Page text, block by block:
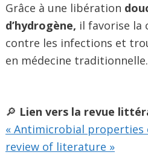
Grâce à une libération
d’hydrogène, il favorise
contre les infections et
en médecine traditionnelle.
🔎 Lien vers la revue
« Antimicrobial properties
review of literature »